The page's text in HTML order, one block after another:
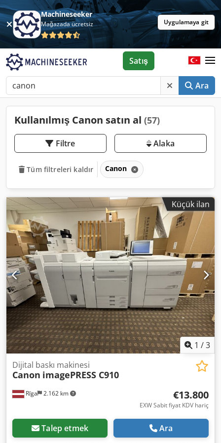
Machineseeker
Mağazada ücretsiz Uygulamaya git
Ara
Satış
Kullanılmış Canon satın al (57)
Filtre Alaka
Tüm filtreleri kaldır Canon
Küçük ilan
1 /3
Rīga 2.162 km
Dijital baskı makinesi
Canon imagePRESS C910
€13.800
EXW Sabit fiyat KDV hariç
Talep etmek Ara